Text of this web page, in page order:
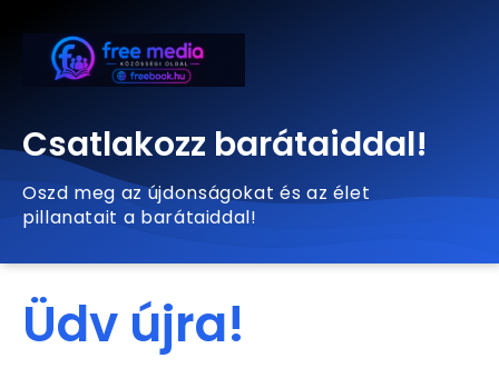
Csatlakozz barátaiddal!
Oszd meg az újdonságokat és az élet
pillanatait a barátaiddal!
Üdv újra!